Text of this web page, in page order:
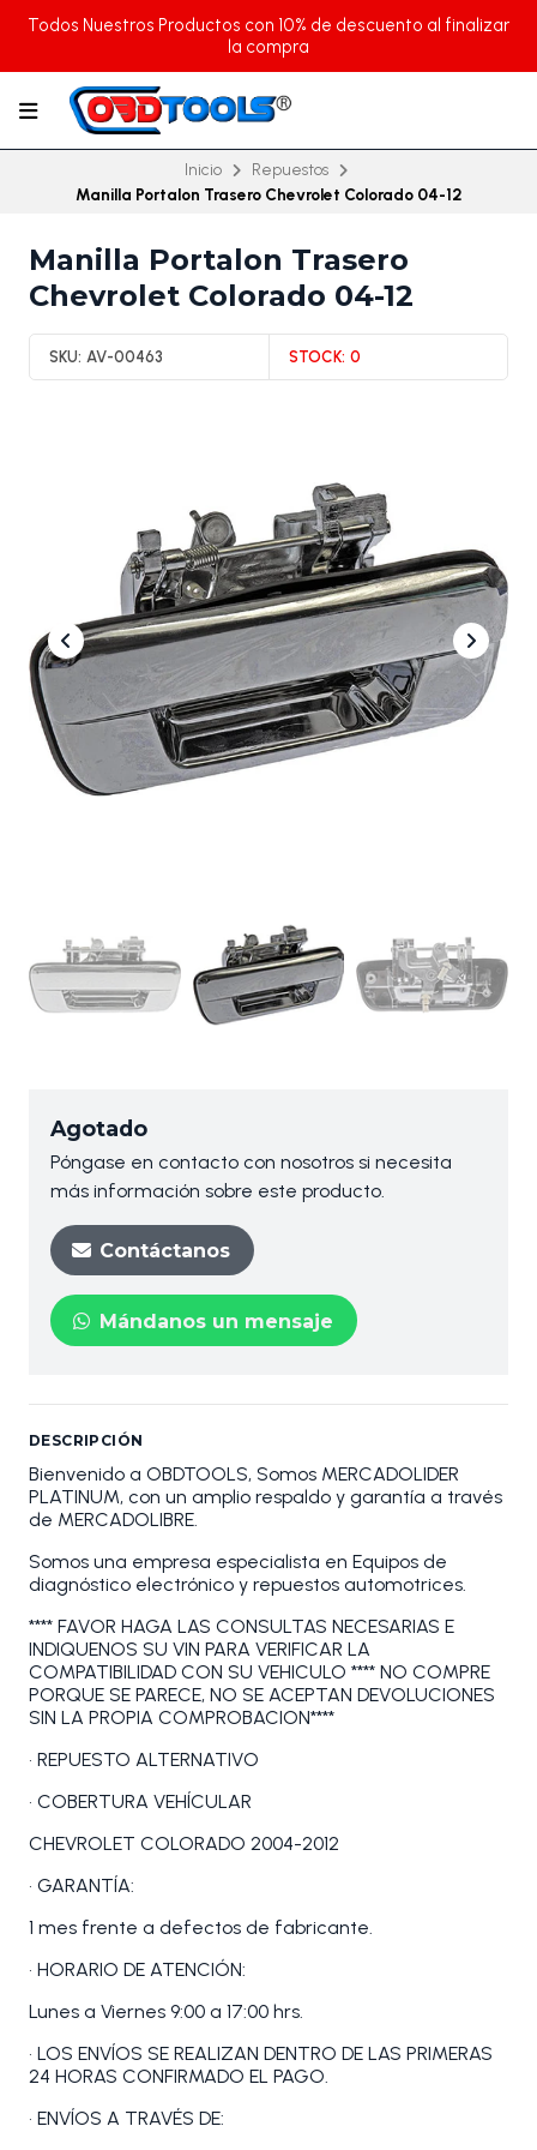
Todos Nuestros Productos con 10% de descuento al finalizar
la compra
Inicio
Repuestos
Manilla Portalon Trasero Chevrolet Colorado 04-12
Manilla Portalon Trasero
Chevrolet Colorado 04-12
SKU: AV-00463 STOCK: 0
Agotado
Póngase en contacto con nosotros si necesita
más información sobre este producto.
Contáctanos
Mándanos un mensaje
DESCRIPCIÓN
Bienvenido a OBDTOOLS, Somos MERCADOLIDER
PLATINUM, con un amplio respaldo y garantía a través
de MERCADOLIBRE.
Somos una empresa especialista en Equipos de
diagnóstico electrónico y repuestos automotrices.
**** FAVOR HAGA LAS CONSULTAS NECESARIAS E
INDIQUENOS SU VIN PARA VERIFICAR LA
COMPATIBILIDAD CON SU VEHICULO **** NO COMPRE
PORQUE SE PARECE, NO SE ACEPTAN DEVOLUCIONES
SIN LA PROPIA COMPROBACION****
• REPUESTO ALTERNATIVO
• COBERTURA VEHÍCULAR
CHEVROLET COLORADO 2004-2012
• GARANTÍA:
1 mes frente a defectos de fabricante.
• HORARIO DE ATENCIÓN:
Lunes a Viernes 9:00 a 17:00 hrs.
• LOS ENVÍOS SE REALIZAN DENTRO DE LAS PRIMERAS
24 HORAS CONFIRMADO EL PAGO.
• ENVÍOS A TRAVÉS DE: